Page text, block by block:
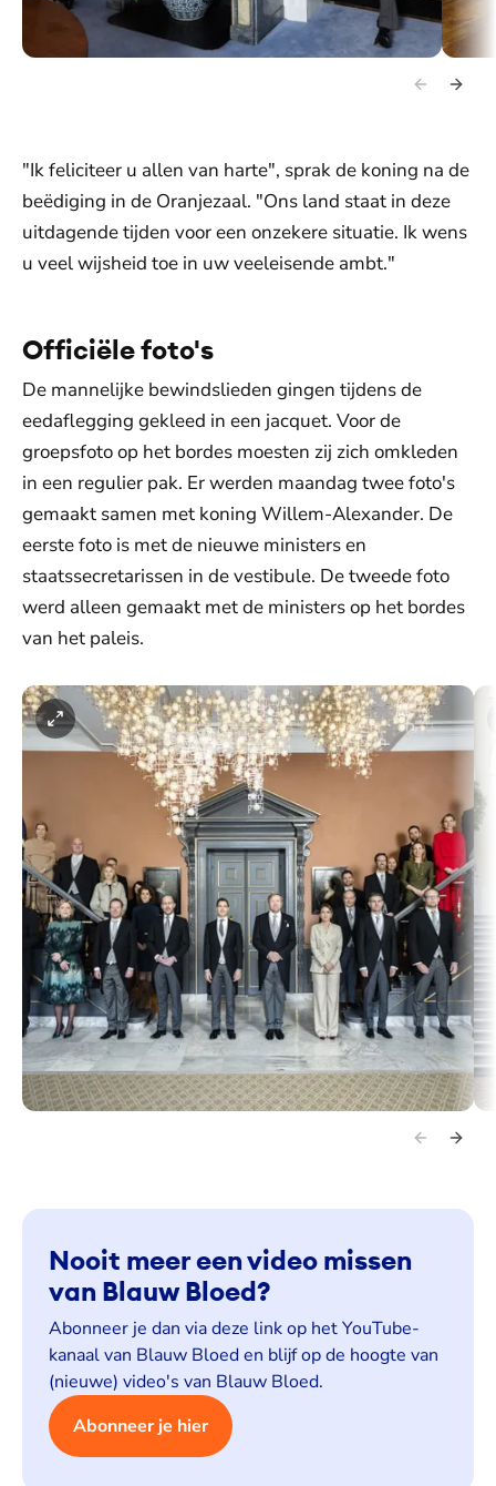
Koning Willem-Alexander ontvangt Rob Jetten op het paleis.
"Ik feliciteer u allen van harte", sprak de koning na de
beëdiging in de Oranjezaal. "Ons land staat in deze
uitdagende tijden voor een onzekere situatie. Ik wens
u veel wijsheid toe in uw veeleisende ambt."
Officiële foto's
De mannelijke bewindslieden gingen tijdens de
eedaflegging gekleed in een jacquet. Voor de
groepsfoto op het bordes moesten zij zich omkleden
in een regulier pak. Er werden maandag twee foto's
gemaakt samen met koning Willem-Alexander. De
eerste foto is met de nieuwe ministers en
staatssecretarissen in de vestibule. De tweede foto
werd alleen gemaakt met de ministers op het bordes
van het paleis.
Leden van het zojuist beëdigde kabinet-Jetten poseren met
Nooit meer een video missen
van Blauw Bloed?
Abonneer je dan via deze link op het YouTube-
kanaal van Blauw Bloed en blijf op de hoogte van
(nieuwe) video's van Blauw Bloed.
Abonneer je hier